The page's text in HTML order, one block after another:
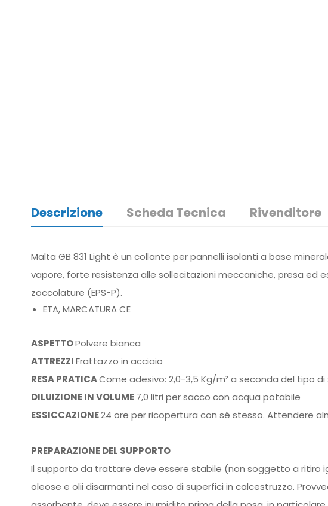
Descrizione Scheda Tecnica Rivenditore
Malta GB 831 Light è un collante per pannelli isolanti a base
vapore, forte resistenza alle sollecitazioni meccaniche, presa ed
zoccolature (EPS-P).
ETA, MARCATURA CE
ASPETTOPolvere bianca
ATTREZZIFrattazzo in acciaio
RESA PRATICACome adesivo: 2,0-3,5 Kg/m² a seconda del tipo
DILUIZIONE IN VOLUME7,0 litri per sacco con acqua potabile
ESSICCAZIONE24 ore per ricopertura con sé stesso. Attendere
PREPARAZIONE DEL SUPPORTO
Il supporto da trattare deve essere stabile (non soggetto a ritiro
oleose e olii disarmanti nel caso di superfici in calcestruzzo.